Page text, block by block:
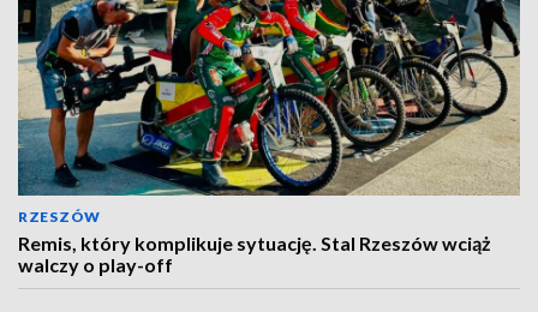
RZESZÓW
Remis, który komplikuje sytuację. Stal Rzeszów wciąż
walczy o play-off